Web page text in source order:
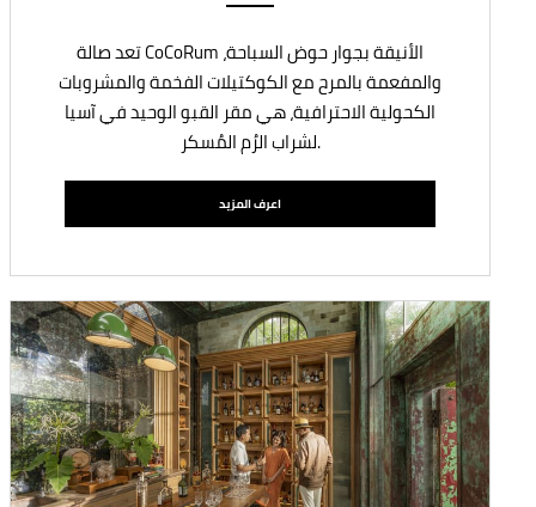
تعد صالة CoCoRum الأنيقة بجوار حوض السباحة،
والمفعمة بالمرح مع الكوكتيلات الفخمة والمشروبات
الكحولية الاحترافية، هي مقر القبو الوحيد في آسيا
لشراب الرُم المُسكر.
اعرف المزيد